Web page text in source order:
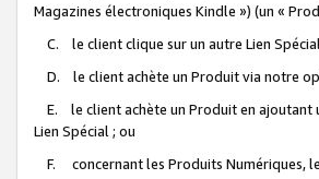
Magazines électroniques Kindle ») (un «
C. le client clique sur un autre Lien
D. le client achète un Produit via notre
E. le client achète un Produit en ajoutant
Lien Spécial ; ou
F. concernant les Produits Numériques,